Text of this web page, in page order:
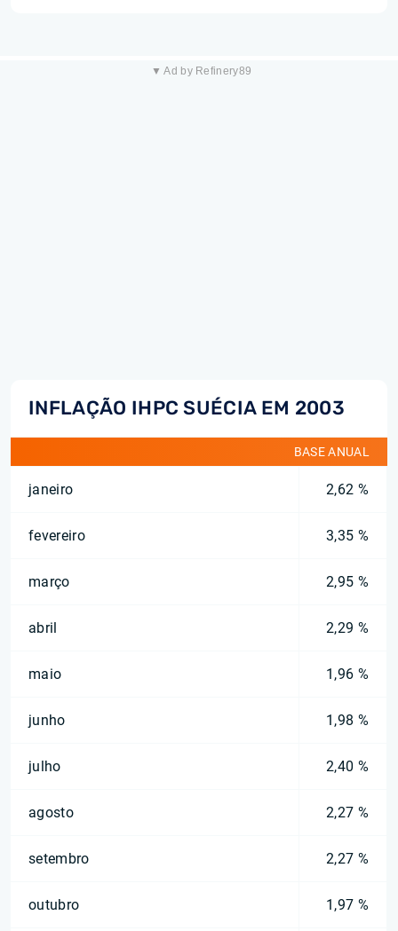
▼ Ad by Refinery89
INFLAÇÃO IHPC SUÉCIA EM 2003
BASE ANUAL
janeiro 2,62 %
fevereiro 3,35 %
março 2,95 %
abril 2,29 %
maio 1,96 %
junho 1,98 %
julho 2,40 %
agosto 2,27 %
setembro 2,27 %
outubro 1,97 %